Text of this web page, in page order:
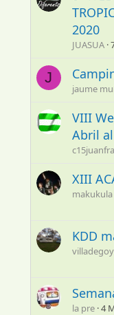
2020
JUASUA
J
jaume
VIII
Abril
c15juanfra
XIII
makukula
KDD
la pre 4